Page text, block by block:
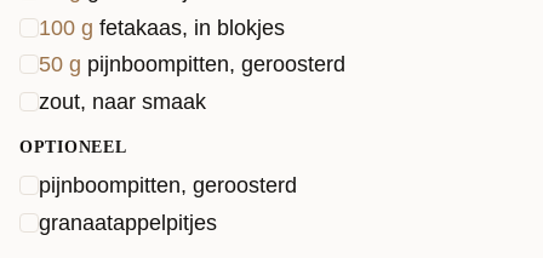
100 g fetakaas, in blokjes
50 g pijnboompitten, geroosterd
zout, naar smaak
OPTIONEEL
pijnboompitten, geroosterd
granaatappelpitjes